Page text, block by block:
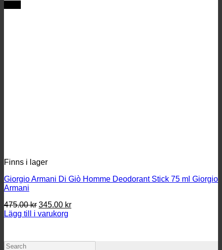
Finns i lager
Giorgio Armani Di Giò Homme Deodorant Stick 75 ml Giorgio
Armani
475.00kr Det
ursprungliga
475.00 kr.
345.00 krDet
345.00 kr.
Lägg till i varukorg
Search